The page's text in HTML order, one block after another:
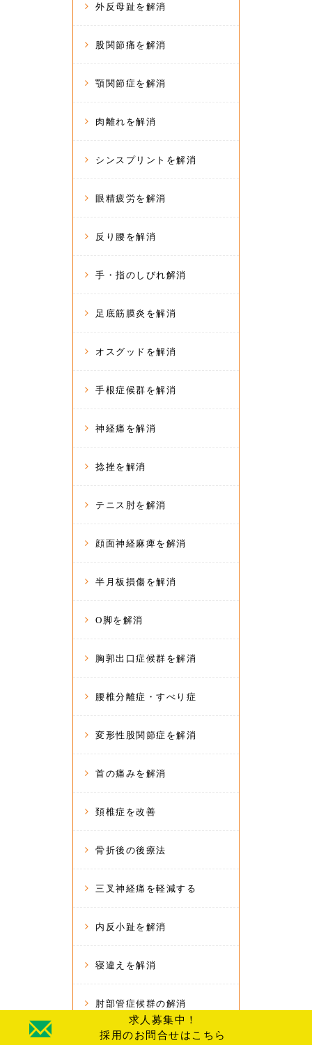
求人募集中！
採用のお問合せはこちら
外反母趾を解消
股関節痛を解消
顎関節症を解消
肉離れを解消
シンスプリントを解消
眼精疲労を解消
反り腰を解消
手・指のしびれ解消
足底筋膜炎を解消
オスグッドを解消
手根症候群を解消
神経痛を解消
捻挫を解消
テニス肘を解消
顔面神経麻痺を解消
半月板損傷を解消
O脚を解消
胸郭出口症候群を解消
腰椎分離症・すべり症
変形性股関節症を解消
首の痛みを解消
頚椎症を改善
骨折後の後療法
三叉神経痛を軽減する
内反小趾を解消
寝違えを解消
肘部管症候群の解消
猫背の解消